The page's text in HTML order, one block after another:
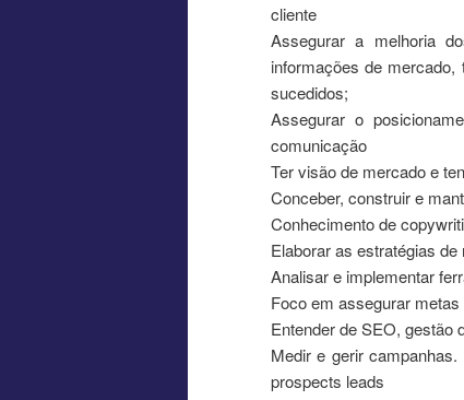
cliente
Assegurar a melhoria
informações de
sucedidos;
Assegurar o
comunicação
Ter visão de mercado e
Conceber, construir e
Conhecimento de
Elaborar as estratégias
Analisar e implementar
Foco em assegurar
Entender de SEO, gestão
Medir e gerir
prospects leads